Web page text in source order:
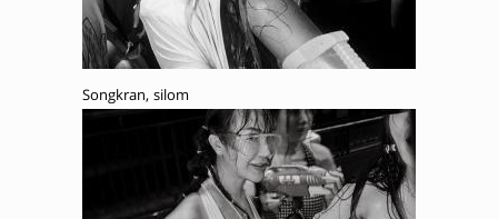
Songkran, silom